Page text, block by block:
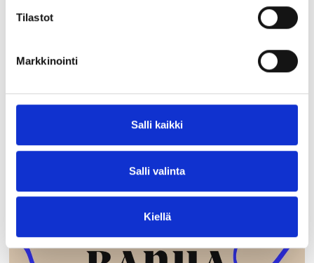
Tilastot
Markkinointi
Salli kaikki
Salli valinta
Kiellä